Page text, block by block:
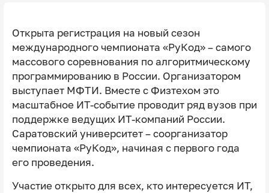
Открыта регистрация на новый сезон
международного чемпионата «РуКод» – самого
массового соревнования по алгоритмическому
программированию в России. Организатором
выступает МФТИ. Вместе с Физтехом это
масштабное ИТ-событие проводит ряд вузов при
поддержке ведущих ИТ-компаний России.
Саратовский университет – соорганизатор
чемпионата «РуКод», начиная с первого года
его проведения.
Участие открыто для всех, кто интересуется ИТ,